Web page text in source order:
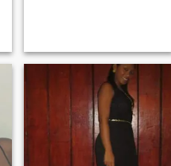
Wenn Sie kommen, fragen
Sie nach Wespe, um
kostenlose Fotos zu erhalten,
ohne Sie zu kennen.
Verschwenden Sie keine Zeit.